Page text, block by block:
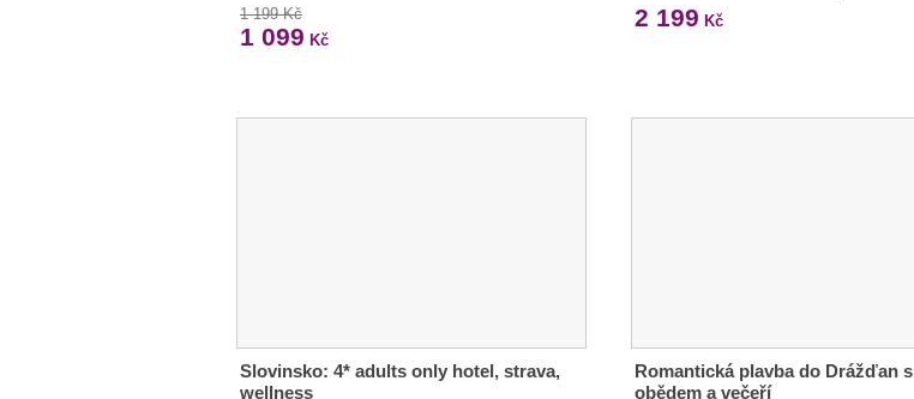
1 199 Kč
1 099 Kč
2 199 Kč
Slovinsko: 4* adults only hotel, strava,
wellness
Romantická plavba do Drážďan s
obědem a večeří